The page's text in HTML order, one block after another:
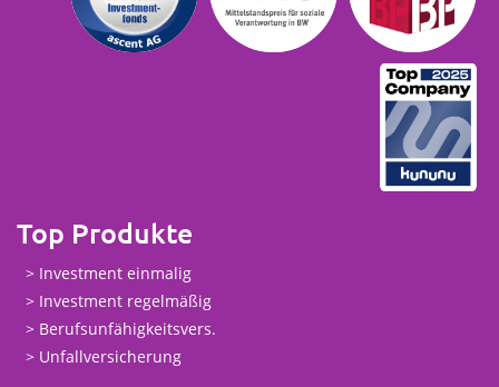
Top Produkte
Investment einmalig
Investment regelmäßig
Berufsunfähigkeitsvers.
Unfallversicherung